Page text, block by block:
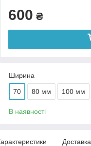
600 ₴
Ширина
70 80 мм 100 мм
В наявності
Доставка